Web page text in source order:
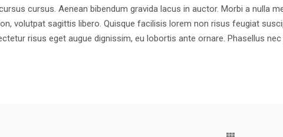
cursus. Aenean bibendum gravida lacus in auctor. Morbi a nulla
volutpat sagittis libero. Quisque facilisis lorem non risus feugiat
risus eget augue dignissim, eu lobortis ante ornare. Phasellus